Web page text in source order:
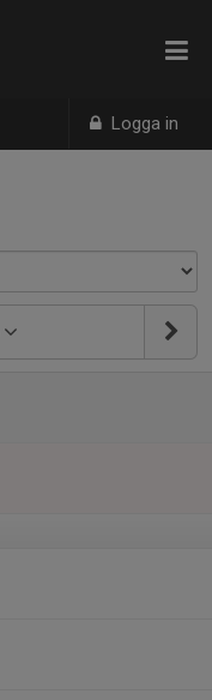
Logga in